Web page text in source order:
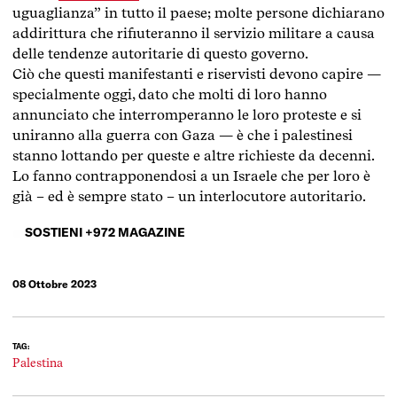
uguaglianza” in tutto il paese; molte persone dichiarano
addirittura che rifiuteranno il servizio militare a causa
delle tendenze autoritarie di questo governo.
Ciò che questi manifestanti e riservisti devono capire —
specialmente oggi, dato che molti di loro hanno
annunciato che interromperanno le loro proteste e si
uniranno alla guerra con Gaza — è che i palestinesi
stanno lottando per queste e altre richieste da decenni.
Lo fanno contrapponendosi a un Israele che per loro è
già – ed è sempre stato – un interlocutore autoritario.
SOSTIENI +972 MAGAZINE
08 Ottobre 2023
TAG:
Palestina